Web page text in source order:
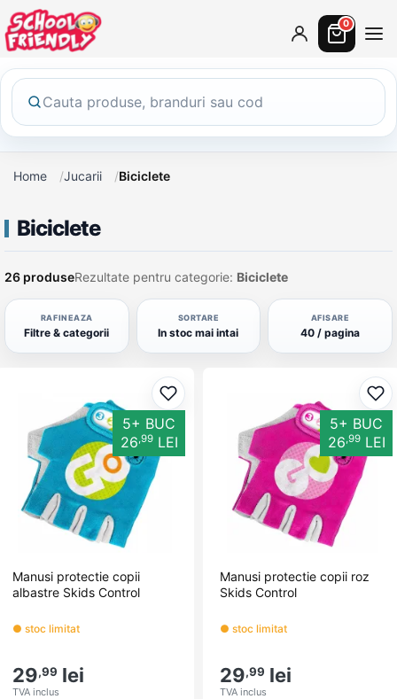
0
Home Jucarii Biciclete
Biciclete
26 produseRezultate pentru categorie: Biciclete
RAFINEAZA
Filtre & categorii
SORTARE
In stoc mai intai
AFISARE
40 / pagina
Adaugă la favorite
5+ BUC
26,99LEI
Manusi protectie copii
albastre Skids Control
● stoc limitat
29,99 lei
TVA inclus
5+ BUC
26,99LEI
Manusi protectie copii roz
Skids Control
● stoc limitat
29,99 lei
TVA inclus